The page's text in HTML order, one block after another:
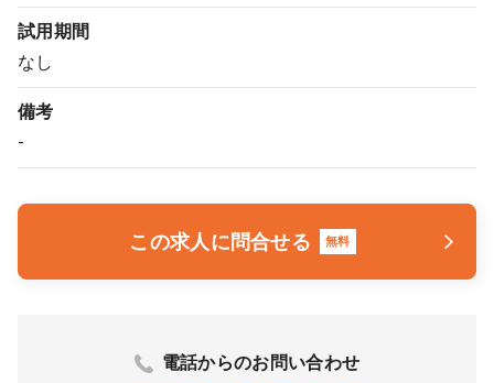
試用期間
なし
備考
-
この求人に問合せる 無料
電話からのお問い合わせ